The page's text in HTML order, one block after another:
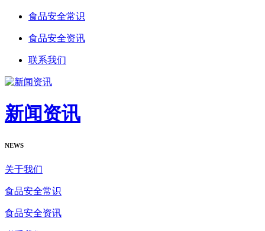
食品安全常识
食品安全资讯
联系我们
新闻资讯
NEWS
关于我们
食品安全常识
食品安全资讯